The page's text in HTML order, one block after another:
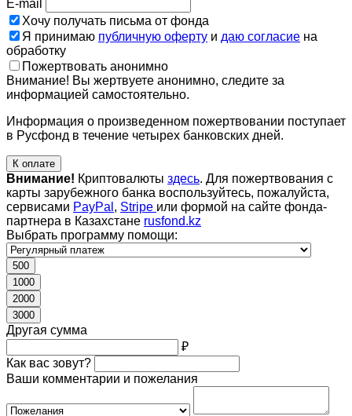
E-mail
Хочу получать письма от фонда
Я принимаю публичную оферту и даю согласие на
обработку
Пожертвовать анонимно
Внимание! Вы жертвуете анонимно, следите за
информацией самостоятельно.
Информация о произведенном пожертвовании поступает
в Русфонд в течение четырех банковских дней.
К оплате
Внимание! Криптовалюты здесь. Для пожертвования с
карты зарубежного банка воспользуйтесь, пожалуйста,
сервисами PayPal , Stripe или формой на сайте фонда-
партнера в Казахстане rusfond.kz
Выбрать программу помощи:
500
1000
2000
3000
Другая сумма
₽
Как вас зовут?
Ваши комментарии и пожелания